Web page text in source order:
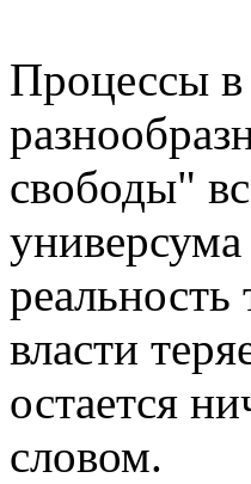
Процессы
свободы"
власти
остается
словом.